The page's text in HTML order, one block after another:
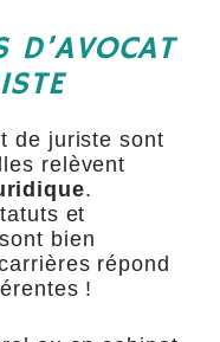
D’AVOCAT
de juriste sont
relèvent
.
et
bien
répond
!